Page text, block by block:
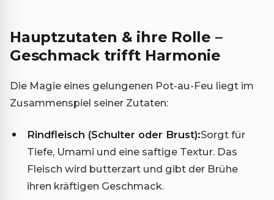
Hauptzutaten & ihre Rolle –
Geschmack trifft Harmonie
Die Magie eines gelungenen Pot-au-Feu liegt im
Zusammenspiel seiner Zutaten:
Rindfleisch (Schulter oder Brust):Sorgt für
Tiefe, Umami und eine saftige Textur. Das
Fleisch wird butterzart und gibt der Brühe
ihren kräftigen Geschmack.